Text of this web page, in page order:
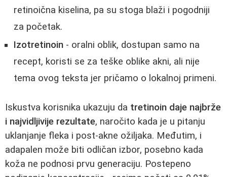
retinoična kiselina, pa su stoga blaži i pogodniji
za početak.
Izotretinoin - oralni oblik, dostupan samo na
recept, koristi se za teške oblike akni, ali nije
tema ovog teksta jer pričamo o lokalnoj primeni.
Iskustva korisnika ukazuju da tretinoin daje najbrže
i najvidljivije rezultate, naročito kada je u pitanju
uklanjanje fleka i post‑akne ožiljaka. Međutim, i
adapalen može biti odličan izbor, posebno kada
koža ne podnosi prvu generaciju. Postepeno